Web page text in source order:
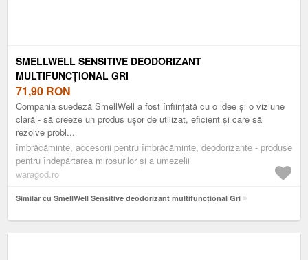
SMELLWELL SENSITIVE DEODORIZANT
MULTIFUNCȚIONAL GRI
71,90 RON
Compania suedeză SmellWell a fost înființată cu o idee și o viziune
clară - să creeze un produs ușor de utilizat, eficient și care să
rezolve probl...
îmbrăcăminte, accesorii pentru îmbrăcăminte, deodorizante - produse
pentru îndepărtarea mirosurilor și a umezelii
waragod.ro
Similar cu SmellWell Sensitive deodorizant multifuncțional Gri